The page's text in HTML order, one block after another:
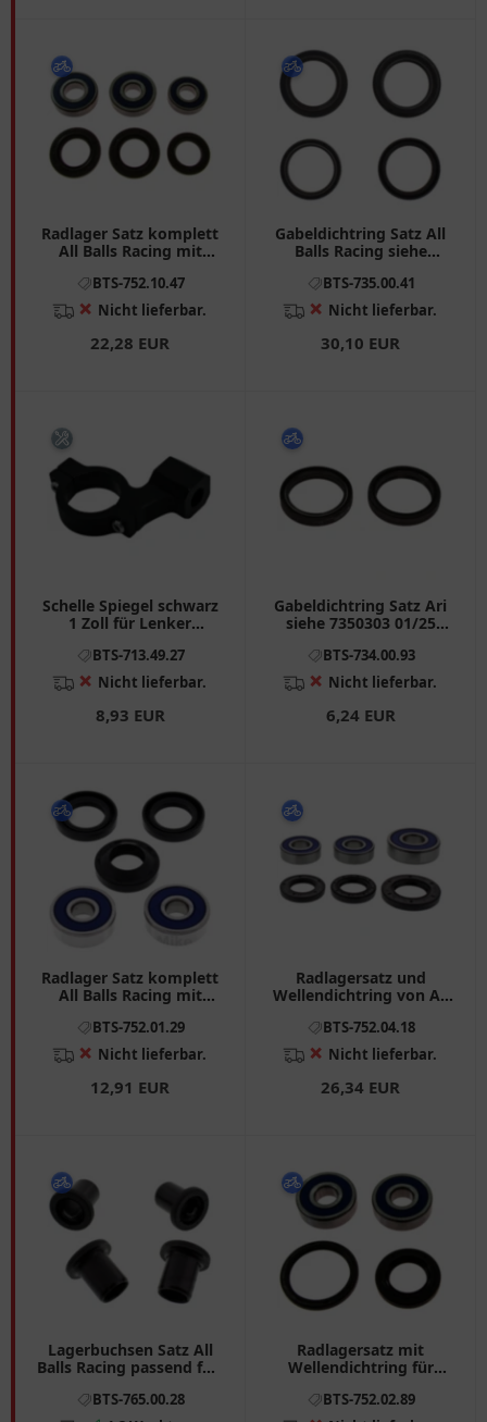
Radlager Satz komplett
All Balls Racing mit
für: Honda XRV
BTS-752.10.47
❌ Nicht lieferbar.
22,28 EUR
Gabeldichtring Satz All
Balls Racing siehe
für: Kawasaki ER - 6F, ER
- 6N, Vulcan
BTS-735.00.41
❌ Nicht lieferbar.
30,10 EUR
Schelle Spiegel schwarz
1 Zoll für Lenker
BTS-713.49.27
❌ Nicht lieferbar.
8,93 EUR
Gabeldichtring Satz Ari
siehe 7350303 01/25
Tre - K, Tornado
BTS-734.00.93
❌ Nicht lieferbar.
6,24 EUR
Radlager Satz komplett
All Balls Racing mit
für: Honda XR, XL, MT,
SL
BTS-752.01.29
❌ Nicht lieferbar.
12,91 EUR
Radlagersatz und
Wellendichtring von All
BTS-752.04.18
❌ Nicht lieferbar.
26,34 EUR
Lagerbuchsen Satz All
Balls Racing passend für:
BTS-765.00.28
Radlagersatz mit
Wellendichtring für
BTS-752.02.89